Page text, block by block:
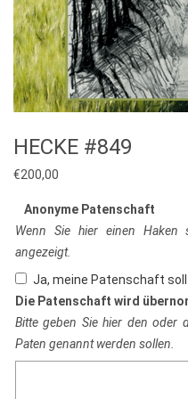
HECKE #849
€200,00
Anonyme Patenschaft
Wenn Sie hier einen Haken
angezeigt.
Ja, meine Patenschaft
Die Patenschaft wird
Bitte geben Sie hier den oder
Paten genannt werden sollen.